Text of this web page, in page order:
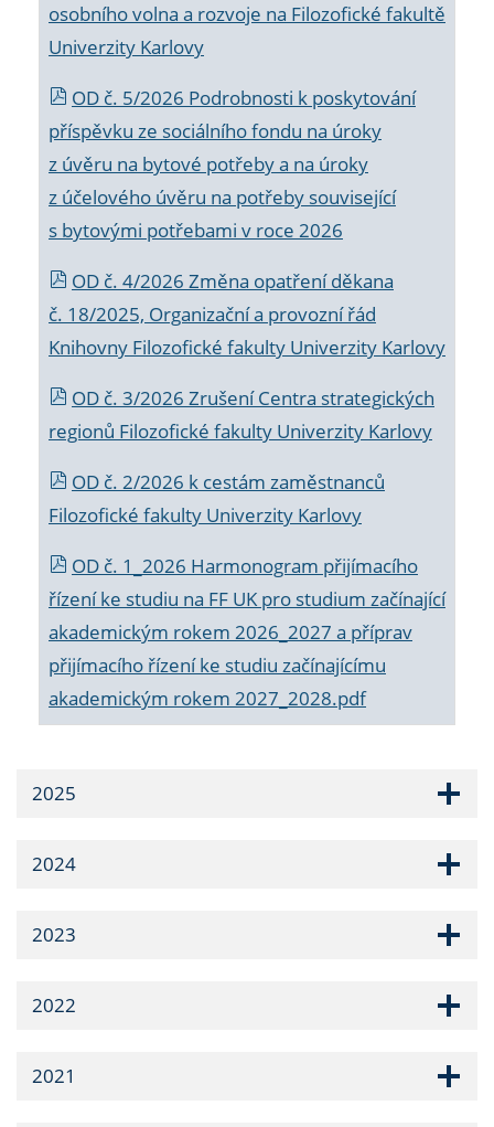
osobního volna a rozvoje na Filozofické fakultě
Univerzity Karlovy
OD č. 5/2026 Podrobnosti k poskytování
příspěvku ze sociálního fondu na úroky
z úvěru na bytové potřeby a na úroky
z účelového úvěru na potřeby související
s bytovými potřebami v roce 2026
OD č. 4/2026 Změna opatření děkana
č. 18/2025, Organizační a provozní řád
Knihovny Filozofické fakulty Univerzity Karlovy
OD č. 3/2026 Zrušení Centra strategických
regionů Filozofické fakulty Univerzity Karlovy
OD č. 2/2026 k cestám zaměstnanců
Filozofické fakulty Univerzity Karlovy
OD č. 1_2026 Harmonogram přijímacího
řízení ke studiu na FF UK pro studium začínající
akademickým rokem 2026_2027 a příprav
přijímacího řízení ke studiu začínajícímu
akademickým rokem 2027_2028.pdf
2025
2024
2023
2022
2021